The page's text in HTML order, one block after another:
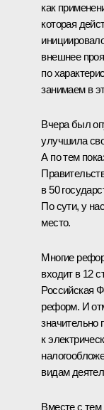
как
которая
внешнее
по
занимаем в
Вчера был
улучшила
А по тем
в 50
По сути, у
место.
Многие
входит в 12
Российская
реформ. И
значительно
к
видам
Вместе с